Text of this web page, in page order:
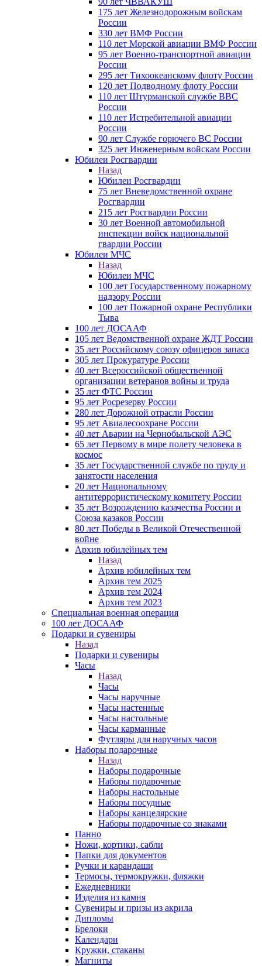
175 лет Железнодорожным войскам
России
330 лет ВМФ России
110 лет Морской авиации ВМФ России
95 лет Военно-транспортной авиации
России
295 лет Тихоокеанскому флоту России
120 лет Подводному флоту России
110 лет Штурманской службе ВВС
России
110 лет Истребительной авиации
России
90 лет Службе горючего ВС России
325 лет Инженерным войскам России
Юбилеи Росгвардии
Назад
Юбилеи Росгвардии
75 лет Вневедомственной охране
Росгвардии
215 лет Росгвардии России
30 лет Военной автомобильной
инспекции войск национальной
гвардии России
Юбилеи МЧС
Назад
Юбилеи МЧС
100 лет Государственному пожарному
надзору России
100 лет Пожарной охране Республики
Тыва
100 лет ДОСААФ
105 лет Ведомственной охране ЖДТ России
35 лет Российскому союзу офицеров запаса
305 лет Прокуратуре России
40 лет Всероссийской общественной
организации ветеранов войны и труда
35 лет ФТС России
95 лет Росрезерву России
280 лет Дорожной отрасли России
95 лет Авиалесоохране России
40 лет Аварии на Чернобыльской АЭС
65 лет Первому в мире полету человека в
космос
35 лет Государственной службе по труду и
занятости населения
20 лет Национальному
антитеррористическому комитету России
35 лет Возрождению казачества России и
Союза казаков России
80 лет Победы в Великой Отечественной
войне
Архив юбилейных тем
Назад
Архив юбилейных тем
Архив тем 2025
Архив тем 2024
Архив тем 2023
Специальная военная операция
100 лет ДОСААФ
Подарки и сувениры
Назад
Подарки и сувениры
Часы
Назад
Часы
Часы наручные
Часы настенные
Часы настольные
Часы карманные
Футляры для наручных часов
Наборы подарочные
Назад
Наборы подарочные
Наборы подарочные
Наборы настольные
Наборы посудные
Наборы канцелярские
Наборы подарочные со знаками
Панно
Ножи, кортики, сабли
Папки для документов
Ручки и карандаши
Термосы, термокружки, фляжки
Ежедневники
Изделия из камня
Сувениры и призы из акрила
Дипломы
Брелоки
Календари
Кружки, стаканы
Магниты